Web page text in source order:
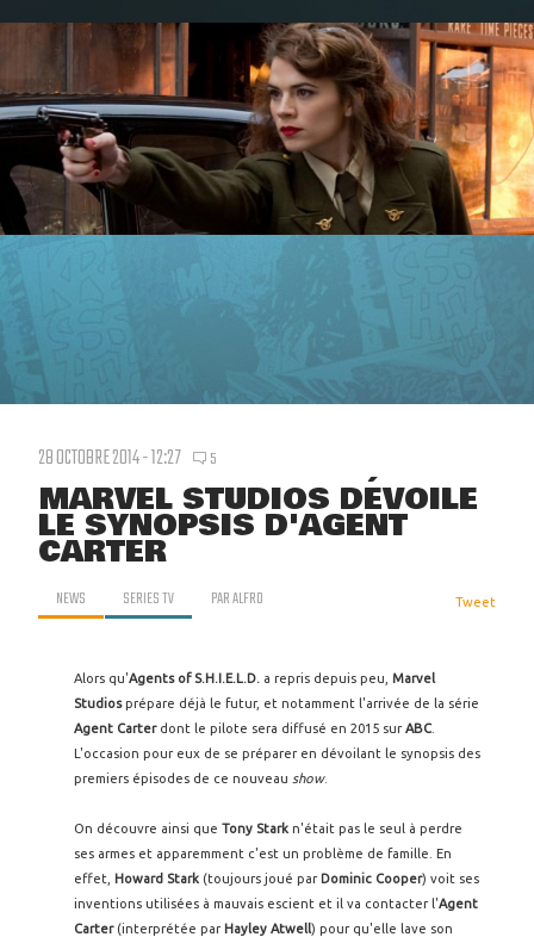
28 OCTOBRE 2014 - 12:27 5
MARVEL STUDIOS DÉVOILE
LE SYNOPSIS D'AGENT
CARTER
NEWS SERIES TV PARALFRO Tweet
Alors qu'Agents of S.H.I.E.L.D. a repris depuis peu, Marvel
Studiosprépare déjà le futur, et notamment l'arrivée de la série
Agent Carterdont le pilote sera diffusé en 2015 surABC
L'occasion pour eux de se préparer en dévoilant le synopsis des
premiers épisodes de ce nouveau show.
On découvre ainsi que Tony Stark n'était pas le seul à perdre
ses armes et apparemment c'est un problème de famille. En
effet, Howard Stark (toujours joué par Dominic Cooper) voit ses
inventions utilisées à mauvais escient et il va contacter l'Agent
Carter(interprétée par Hayley Atwell) pour qu'elle lave son